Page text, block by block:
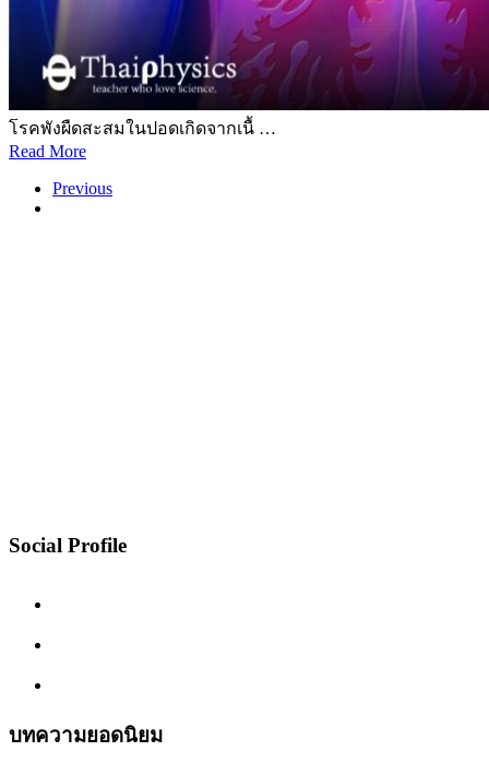
โรคพังผืดสะสมในปอดเกิดจากเนื้ …
Read More
Previous
Social Profile
บทความยอดนิยม